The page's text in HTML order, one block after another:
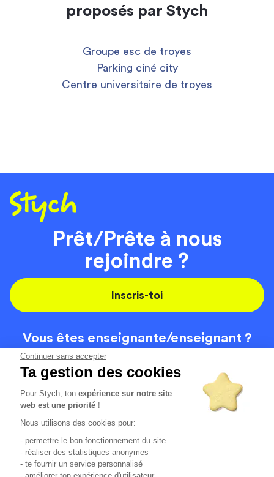
Continuer sans accepter
Ta gestion des cookies
Pour Stych, tonexpérience sur notre site
web est une priorité !
Nous utilisons des cookies pour:
- permettre le bon fonctionnement du site
- réaliser des statistiques anonymes
- te fournir un service personnalisé
- améliorer ton expérience d'utilisateur
proposés par Stych
Groupe esc de troyes
Parking ciné city
Centre universitaire de troyes
Prêt/Prête à nous
rejoindre ?
Inscris-toi
Vous êtes enseignante/enseignant ?
On recrute
Code de la route
Localisation
Contact